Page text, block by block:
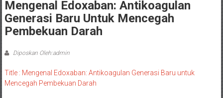
Mengenal Edoxaban: Antikoagulan
Generasi Baru Untuk Mencegah
Pembekuan Darah
Diposkan Oleh:admin
Title : Mengenal Edoxaban: Antikoagulan Generasi Baru untuk
Mencegah Pembekuan Darah